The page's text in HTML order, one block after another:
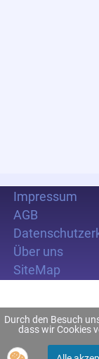
Impressum
AGB
Über uns
SiteMap
Durch den Besuch
dass wir Cookies